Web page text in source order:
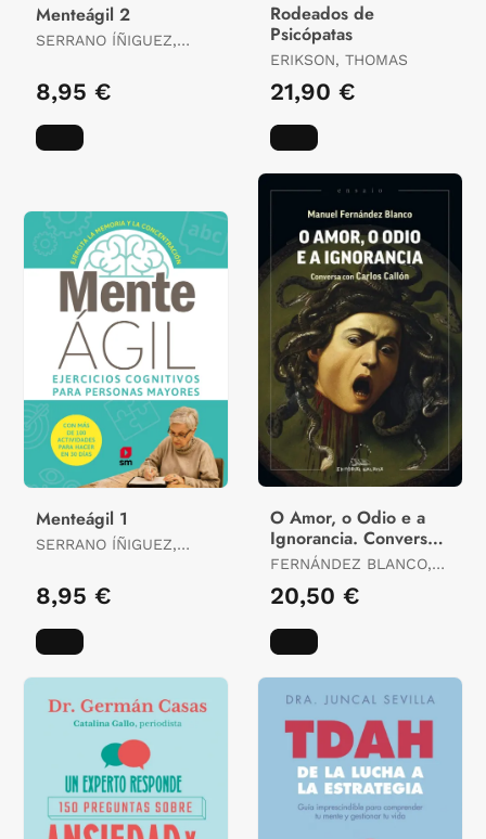
Menteágil 2
SERRANO ÍÑIGUEZ,
8,95 €
Rodeados de
Psicópatas
ERIKSON, THOMAS
21,90 €
Menteágil 1
SERRANO ÍÑIGUEZ,
8,95 €
O Amor, o Odio e a
Ignorancia. Conversa
con Carlos Callón
FERNÁNDEZ BLANCO,
MANUEL
20,50 €